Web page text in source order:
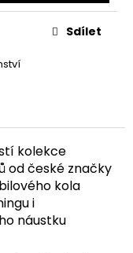
Sdílet
kolekce
od české značky
kola
i
náustku